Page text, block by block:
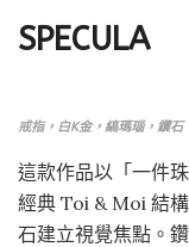
SPECULA
戒指，白K金，縞瑪瑙，鑽石
這款作品以「一件
經典 Toi & Moi 結
石建立視覺焦點。